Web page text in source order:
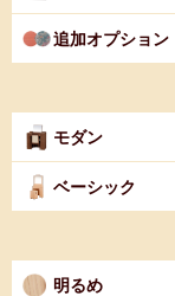
追加オプション
モダン
ベーシック
明るめ